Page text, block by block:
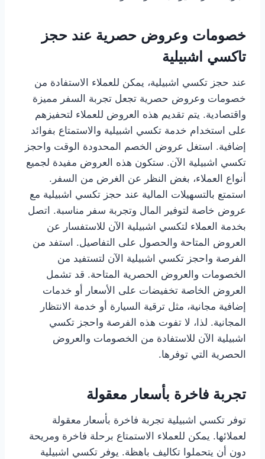
خصومات وعروض حصرية عند حجز
تاكسي اشبيلية
عند حجز تكسي اشبيلية، يمكن للعملاء الاستفادة من
خصومات وعروض حصرية تجعل تجربة السفر مميزة
واقتصادية. يتم تقديم هذه العروض للعملاء لتحفيزهم
على استخدام خدمة تكسي اشبيلية والاستمتاع بفوائد
إضافية. استغل عروض الخصم المحدودة الوقت واحجز
تكسي اشبيلية الآن. ستكون هذه العروض مفيدة لجميع
أنواع العملاء، بغض النظر عن الغرض من السفر.
استمتع بالتسهيلات المالية عند حجز تكسي اشبيلية مع
عروض خاصة لتوفير المال وتجربة سفر مناسبة. اتصل
بخدمة العملاء لتكسي اشبيلية الآن للاستفسار عن
العروض المتاحة والحصول على التفاصيل. استفد من
الفرصة واحجز تكسي اشبيلية الآن لتستفيد من
الخصومات والعروض الحصرية المتاحة. قد تشمل
العروض الخاصة تخفيضات على الأسعار أو خدمات
إضافية مجانية، مثل ترقية السيارة أو خدمة الانتظار
المجانية. لذا، لا تفوت هذه الفرصة واحجز تكسي
اشبيلية الآن للاستفادة من الخصومات والعروض
الحصرية التي توفرها.
تجربة فاخرة بأسعار معقولة
توفر تكسي اشبيلية تجربة فاخرة بأسعار معقولة
لعملائها. يمكن للعملاء الاستمتاع برحلة فاخرة ومريحة
دون أن يتحملوا تكاليف باهظة. يوفر تكسي اشبيلية